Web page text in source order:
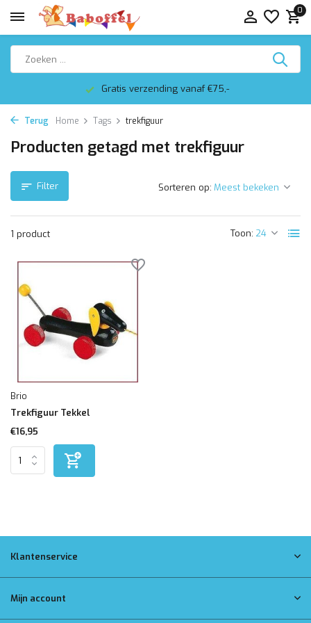
0
Gratis verzending vanaf €75,-
Terug Home Tags trekfiguur
Producten getagd met trekfiguur
Filter
1 product Toon:
Sorteren op:
Brio
Trekfiguur Tekkel
€16,95
Klantenservice
Mijn account